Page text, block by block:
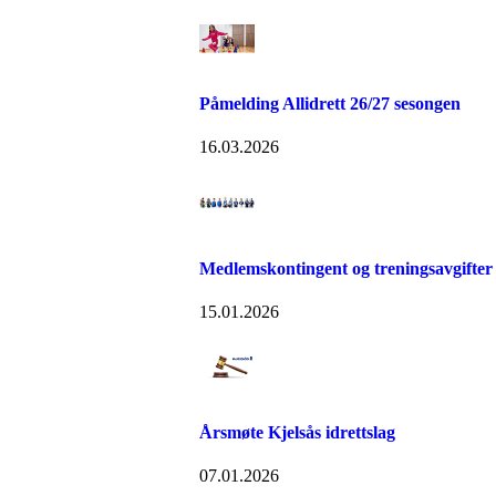
Påmelding Allidrett 26/27 sesongen
16.03.2026
Medlemskontingent og treningsavgifter
15.01.2026
Årsmøte Kjelsås idrettslag
07.01.2026